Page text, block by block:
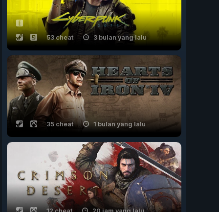
53 cheat 3 bulan yang lalu
35 cheat 1 bulan yang lalu